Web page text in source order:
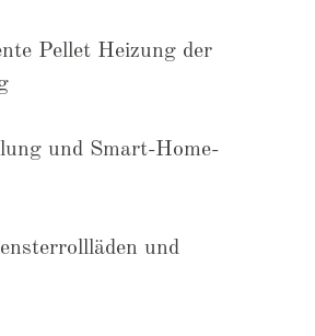
Pellet Heizung der
und Smart-Home-
und